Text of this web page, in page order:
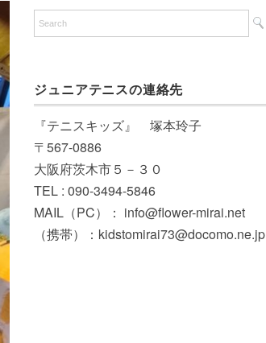
ジュニアテニスの連絡先
『テニスキッズ』 塚本玲子
〒567-0886
大阪府茨木市５－３０
TEL : 090-3494-5846
MAIL（PC）： info@flower-mirai.net
（携帯）：kidstomirai73@docomo.ne.jp